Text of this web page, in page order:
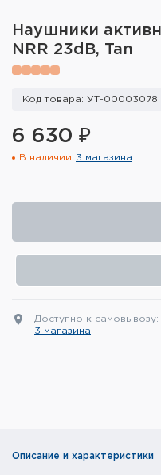
Кобуры и системы
снаряжения
Сумки и рюкзаки
Ремни,
Туристическое
Наушники
NRR 23dB, Tan
Код товара: УТ-00003078
6 630 ₽
В наличии 3 магазина
Доступно к самовывозу:
3 магазина
Описание и характеристики